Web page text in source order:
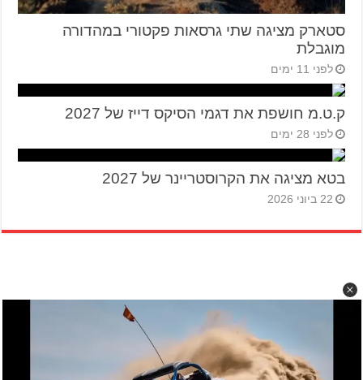
סטארק מציגה שתי גרסאות פקטורי במהדורה
מוגבלת
לפני 11 ימים
ק.ט.מ חושפת את דגמי הסיקס דייז של 2027
לפני 28 ימים
בטא מציגה את הקרוסטריינר של 2027
22 ביוני 2026